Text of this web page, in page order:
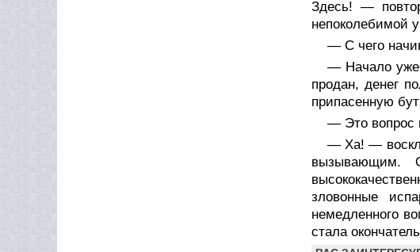
Здесь! —
непоколебимой
— С чего
— Начало уже
продан, денег
припасенную
— Это вопрос
— Ха! —
вызывающим.
зловонные
немедленного
стала